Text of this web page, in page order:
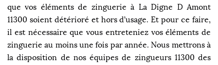
que vos éléments de zinguerie à La Digne D Amont
11300 soient détérioré et hors d’usage. Et pour ce faire,
il est nécessaire que vous entreteniez vos éléments de
zinguerie au moins une fois par année. Nous mettrons à
la disposition de nos équipes de zingueurs 11300 des